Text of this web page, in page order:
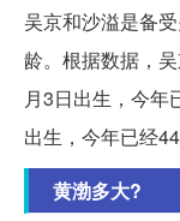
吴京和沙溢是备
龄。根据数据，
月3日出生，今年
出生，今年已经44
黄渤多大?